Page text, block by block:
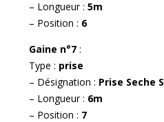
– Longueur : 5m
– Position : 6
Gaine n°7 :
Type : prise
– Désignation : Prise Seche
– Longueur : 6m
– Position : 7